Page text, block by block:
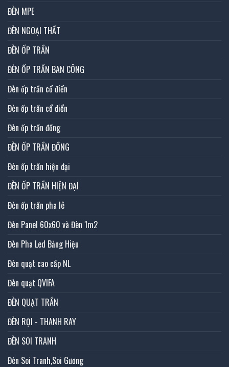
ĐÈN MPE
ĐÈN NGOẠI THẤT
ĐÈN ỐP TRẦN
ĐÈN ỐP TRẦN BAN CÔNG
Đèn ốp trần cổ điển
Đèn ốp trần cổ điển
Đèn ốp trần đồng
ĐÈN ỐP TRẦN ĐỒNG
Đèn ốp trần hiện đại
ĐÈN ỐP TRẦN HIỆN ĐẠI
Đèn ốp trần pha lê
Đèn Panel 60x60 và Đèn 1m2
Đèn Pha Led Bảng Hiệu
Đèn quạt cao cấp NL
Đèn quạt QVIFA
ĐÈN QUẠT TRẦN
ĐÈN RỌI - THANH RAY
ĐÈN SOI TRANH
Đèn Soi Tranh,Soi Gương